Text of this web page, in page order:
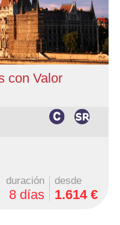
con Valor
duración
8 días
desde
1.614 €